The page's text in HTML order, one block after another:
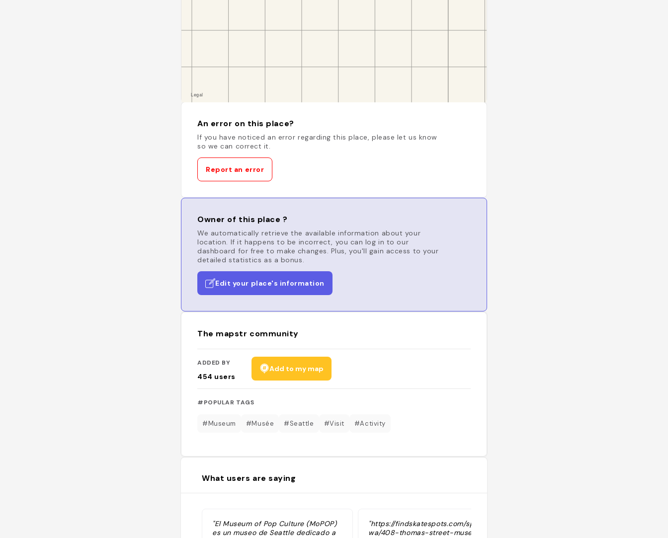
An error on this place?
If you have noticed an error regarding this place, please let us know
so we can correct it.
Report an error
Owner of this place ?
We automatically retrieve the available information about your
location. If it happens to be incorrect, you can log in to our
dashboard for free to make changes. Plus, you'll gain access to your
detailed statistics as a bonus.
Edit your place's information
The mapstr community
ADDED BY
454 users
Add to my map
#POPULAR TAGS
#Museum #Musée #Seattle #Visit #Activity
What users are saying
"El Museum of Pop Culture (MoPOP)
es un museo de Seattle dedicado a
"https://findskatespots.com/spots/seattle-
wa/408-thomas-street-museum-of-